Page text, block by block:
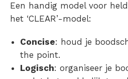
Een handig model voor
het ‘CLEAR’-model:
Concise: houd je
the point.
Logisch: organiseer je